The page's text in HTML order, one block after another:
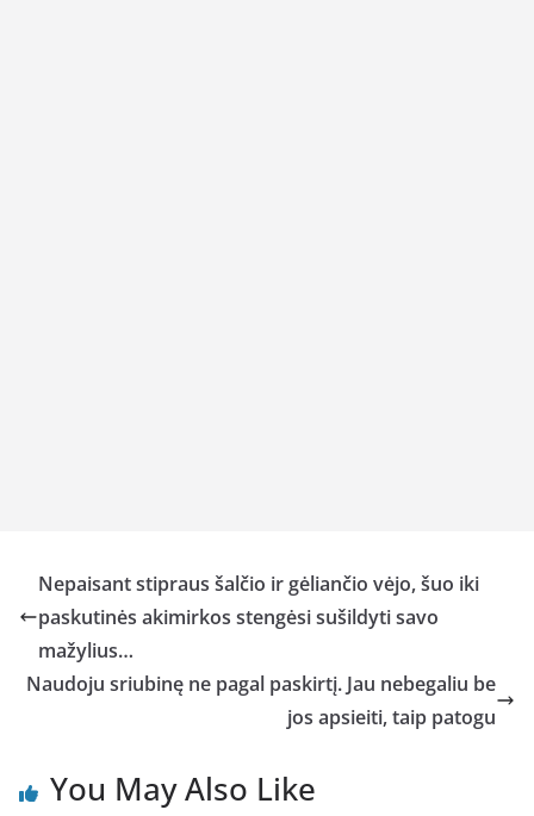
Nepaisant stipraus šalčio ir gėliančio vėjo, šuo iki
paskutinės akimirkos stengėsi sušildyti savo
mažylius…
Naudoju sriubinę ne pagal paskirtį. Jau nebegaliu be
jos apsieiti, taip patogu
You May Also Like